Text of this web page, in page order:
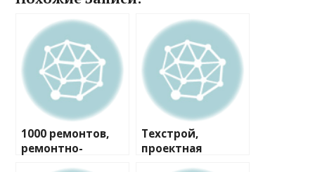
1000 ремонтов,
ремонтно-
Техстрой,
проектная